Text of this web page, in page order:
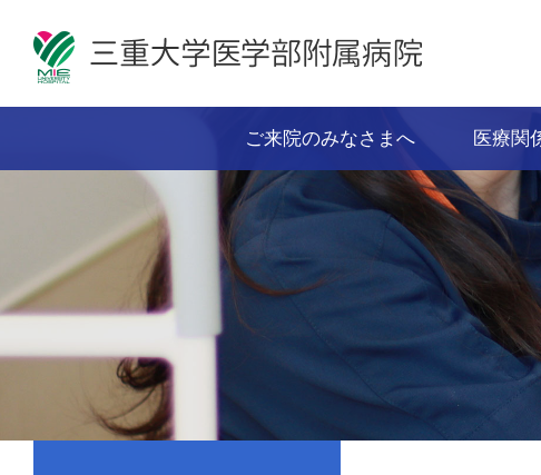
ご来院のみなさまへ 医療関